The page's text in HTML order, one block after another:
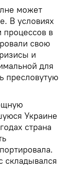
может
В условиях
процессов в
свою
и
для
пресловутую
Украине
страна
складывался